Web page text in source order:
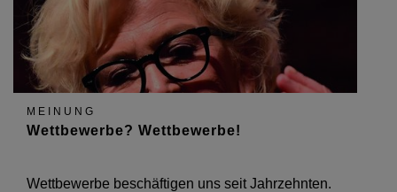
MEINUNG
Wettbewerbe? Wettbewerbe!
Wettbewerbe beschäftigen uns seit Jahrzehnten.